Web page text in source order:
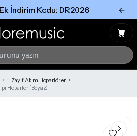
İndirim Kodu: DR2026 ←
Zayıf Akım Hoparlörler
Hoparlör (Beyaz)
Tümünü Gör
Tümünü gör